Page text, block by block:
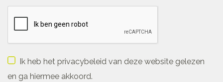
Ik heb het privacybeleid van deze website gelezen
en ga hiermee akkoord.